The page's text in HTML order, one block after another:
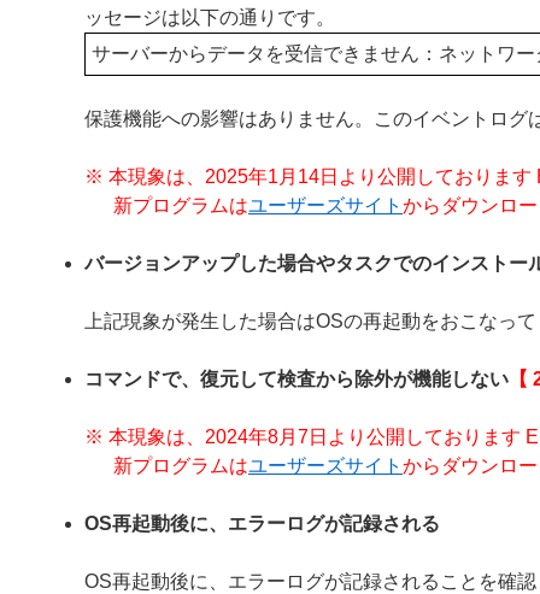
ッセージは以下の通りです。
サーバーからデータを受信できません：ネットワ
保護機能への影響はありません。このイベントログ
※ 本現象は、2025年1月14日より公開しておりま
新プログラムはユーザーズサイト からダウンロ
バージョンアップした場合やタスクでのインスト
上記現象が発生した場合はOSの再起動をおこなっ
コマンドで、復元して検査から除外が機能しない
※ 本現象は、2024年8月7日より公開しております
新プログラムはユーザーズサイト からダウンロ
OS再起動後に、エラーログが記録される
OS再起動後に、エラーログが記録されることを確